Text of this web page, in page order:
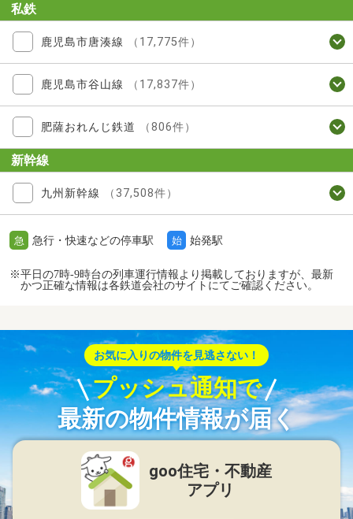
私鉄
鹿児島市唐湊線 （17,775件）
鹿児島市谷山線 （17,837件）
肥薩おれんじ鉄道 （806件）
新幹線
九州新幹線 （37,508件）
急 急行・快速などの停車駅 始 始発駅
※平日の7時-9時台の列車運行情報より掲載しておりますが、最新
かつ正確な情報は各鉄道会社のサイトにてご確認ください。
お気に入りの物件を見逃さない！
プッシュ通知で
最新の物件情報が届く
goo住宅・不動産
アプリ